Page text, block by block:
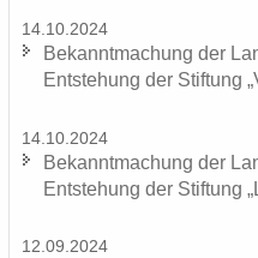
14.10.2024
Be­kannt­ma­chung der
Ent­ste­hung der Stif­tung
14.10.2024
Be­kannt­ma­chung der
Ent­ste­hung der Stif­tung
12.09.2024